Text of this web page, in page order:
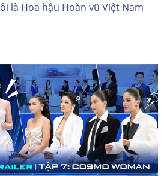
là Hoa hậu Hoàn vũ Việt Nam